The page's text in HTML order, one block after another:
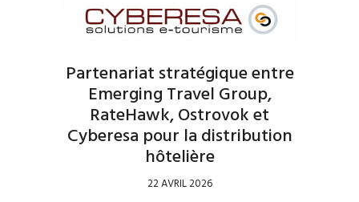
Partenariat stratégique entre
Emerging Travel Group,
RateHawk, Ostrovok et
Cyberesa pour la distribution
hôtelière
22 AVRIL 2026